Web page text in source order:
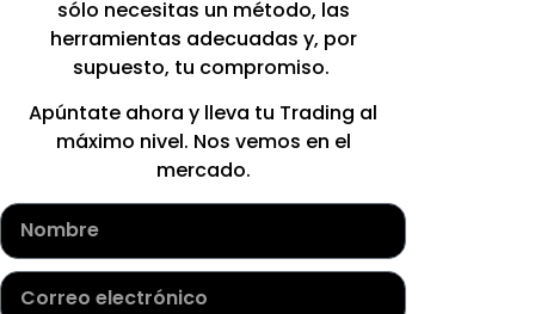
sólo necesitas un método, las
herramientas adecuadas y, por
supuesto, tu compromiso.
Apúntate ahora y lleva tu Trading al
máximo nivel. Nos vemos en el
mercado.